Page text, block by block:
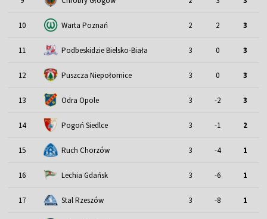
10 Warta Poznań 2 2 3
11 Podbeskidzie Bielsko-Biała 3 0 3
12 Puszcza Niepołomice 3 0 3
13 Odra Opole 3 -2 3
14 Pogoń Siedlce 3 -1 2
15 Ruch Chorzów 3 -4 1
16 Lechia Gdańsk 3 -6 1
17 Stal Rzeszów 3 -8 1